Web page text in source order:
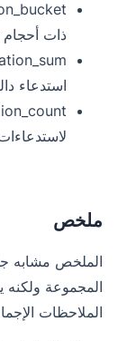
ذات أحجام
استدعاء
ملخص
الملخص مشابه
المجموعة
الملاحظات